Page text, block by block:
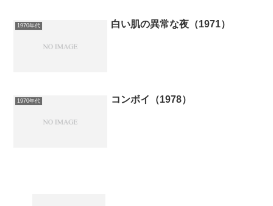
1970年代 白い肌の異常な夜（1971）
1970年代 コンボイ（1978）